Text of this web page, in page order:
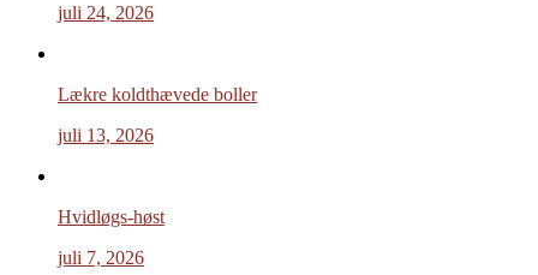
juli 24, 2026
Lækre koldthævede boller
juli 13, 2026
Hvidløgs-høst
juli 7, 2026